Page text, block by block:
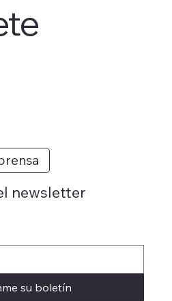
newsletter
su boletín